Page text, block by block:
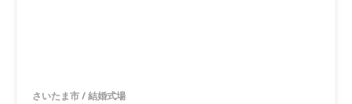
さいたま市/結婚式場